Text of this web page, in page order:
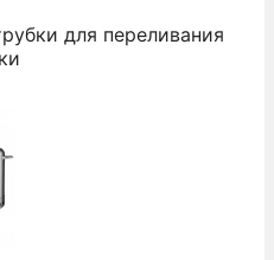
для переливания